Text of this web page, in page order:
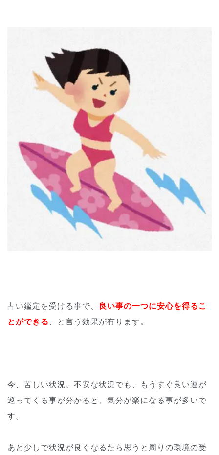
占い鑑定を受ける事で、
良い事の一つに安心を得るこ
とができる
と言う効果が有ります。
今、苦しい状況、不安な状況でも、もうすぐ良い運が
巡ってくる事が分かると、気分が楽になる事が多いで
す。
あと少しで状況が良くなるたら思うと周りの環境の受